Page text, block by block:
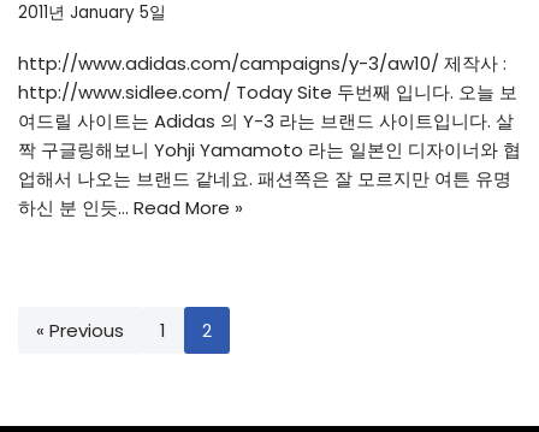
2011년 January 5일
http://www.adidas.com/campaigns/y-3/aw10/ 제작사 :
http://www.sidlee.com/ Today Site 두번째 입니다. 오늘 보
여드릴 사이트는 Adidas 의 Y-3 라는 브랜드 사이트입니다. 살
짝 구글링해보니 Yohji Yamamoto 라는 일본인 디자이너와 협
업해서 나오는 브랜드 같네요. 패션쪽은 잘 모르지만 여튼 유명
하신 분 인듯… Read More »
« Previous 1 2